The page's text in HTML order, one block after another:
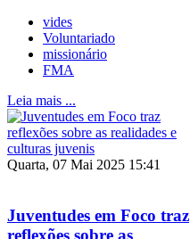
vides
Voluntariado
missionário
FMA
Leia mais ...
Quarta, 07 Mai 2025 15:41
Juventudes em Foco traz
reflexões sobre as